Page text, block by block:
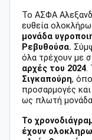
Το ΑΣΦΑ
ευθεία
μονάδα
Ρεβυθούσα.
όλα τρέχουν με
αρχές του 2024.
Σιγκαπούρη,
προσαρμογές
ως πλωτή
Το
έχουν